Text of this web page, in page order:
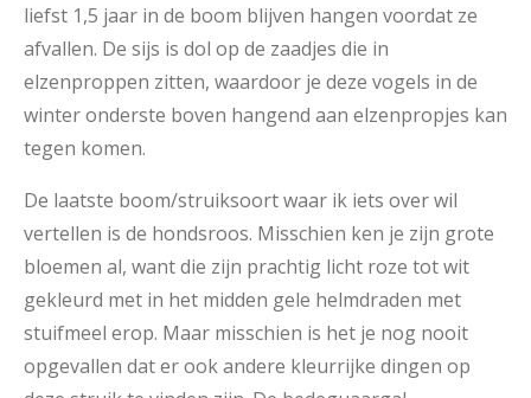
liefst 1,5 jaar in de boom blijven hangen voordat ze
afvallen. De sijs is dol op de zaadjes die in
elzenproppen zitten, waardoor je deze vogels in de
winter onderste boven hangend aan elzenpropjes kan
tegen komen.
De laatste boom/struiksoort waar ik iets over wil
vertellen is de hondsroos. Misschien ken je zijn grote
bloemen al, want die zijn prachtig licht roze tot wit
gekleurd met in het midden gele helmdraden met
stuifmeel erop. Maar misschien is het je nog nooit
opgevallen dat er ook andere kleurrijke dingen op